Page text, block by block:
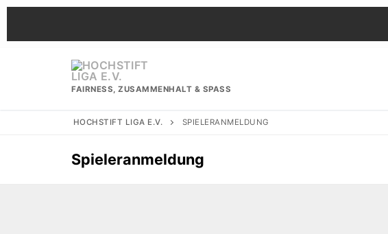
Zum
springen
FAIRNESS, ZUSAMMENHALT & SPASS
HOCHSTIFT LIGA E.V. SPIELERANMELDUNG
Spieleranmeldung